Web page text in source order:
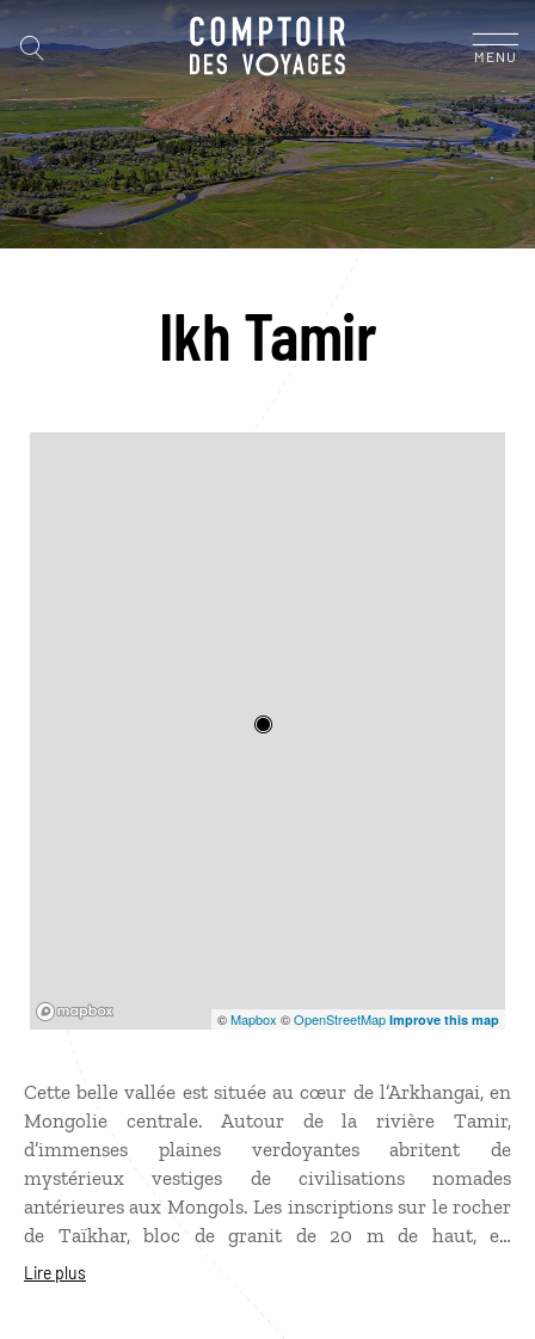
MENU
Ikh Tamir
©Mapbox ©OpenStreetMap Improve this map
Cette belle vallée est située au cœur de l’Arkhangai, en
Mongolie centrale. Autour de la rivière Tamir,
d’immenses plaines verdoyantes abritent de
mystérieux vestiges de civilisations nomades
antérieures aux Mongols. Les inscriptions sur le rocher
de Taïkhar, bloc de granit de 20 m de haut, en
témoignent, tout comme les dizaines de stèles du site
Lire plus